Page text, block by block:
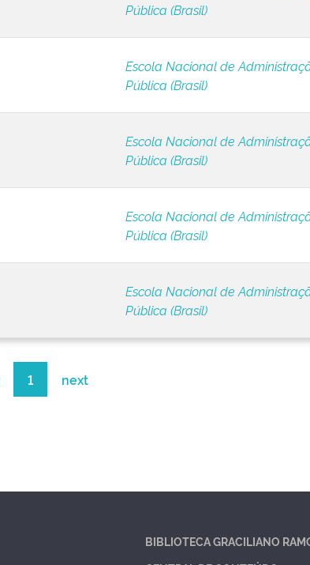
Pública (Brasil)
Escola Nacional de
Pública (Brasil)
Escola Nacional de
Pública (Brasil)
Escola Nacional de
Pública (Brasil)
Escola Nacional de
Pública (Brasil)
1 next
BIBLIOTECA GRACILIANO